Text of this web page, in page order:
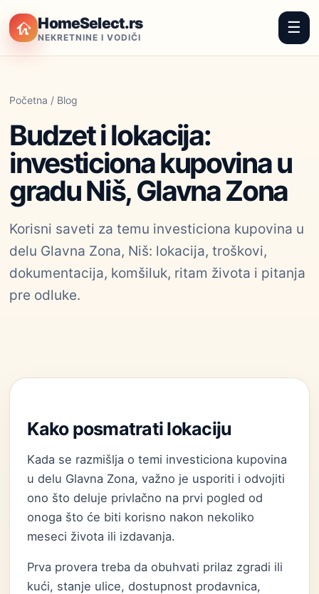
HomeSelect.rs
NEKRETNINE I VODIČI
☰
Početna / Blog
Budzet i lokacija:
investiciona kupovina u
gradu Niš, Glavna Zona
Korisni saveti za temu investiciona kupovina u
delu Glavna Zona, Niš: lokacija, troškovi,
dokumentacija, komšiluk, ritam života i pitanja
pre odluke.
Kako posmatrati lokaciju
Kada se razmišlja o temi investiciona kupovina
u delu Glavna Zona, važno je usporiti i odvojiti
ono što deluje privlačno na prvi pogled od
onoga što će biti korisno nakon nekoliko
meseci života ili izdavanja.
Prva provera treba da obuhvati prilaz zgradi ili
kući, stanje ulice, dostupnost prodavnica,